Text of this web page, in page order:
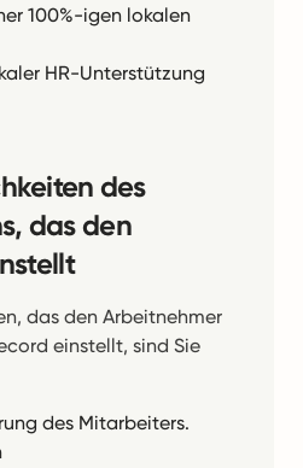
100%-igen lokalen
HR-Unterstützung
des
das den
das den Arbeitnehmer
einstellt, sind Sie
des Mitarbeiters.